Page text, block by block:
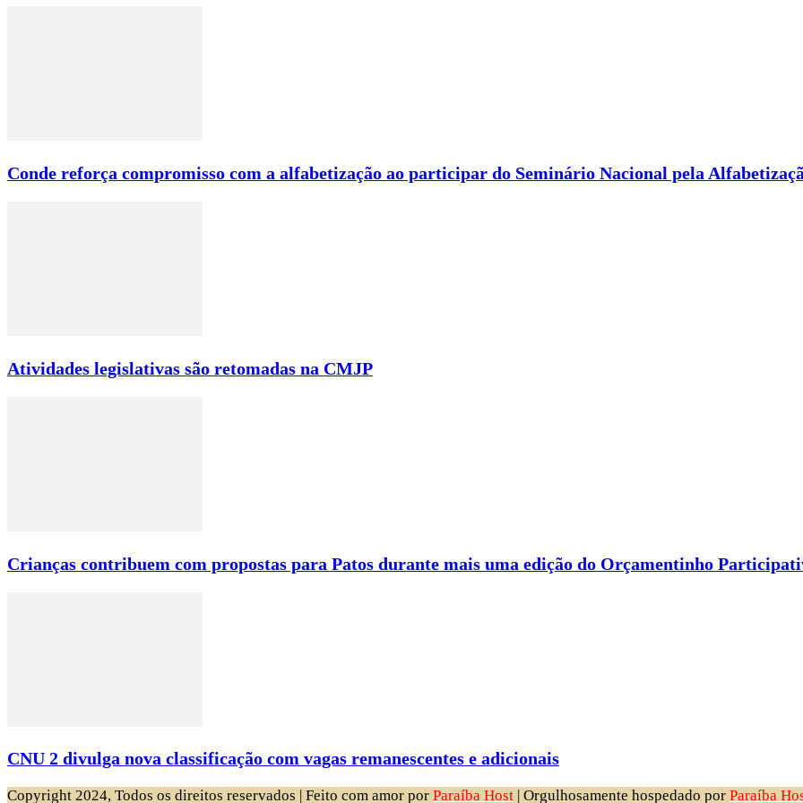
Conde reforça compromisso com a alfabetização ao participar do Seminário Nacional pela
Atividades legislativas são retomadas na CMJP
Crianças contribuem com propostas para Patos durante mais uma edição do Orçamentinho
CNU 2 divulga nova classificação com vagas remanescentes e adicionais
Copyright 2024, Todos os direitos reservados | Feito com amor por Paraíba Host | Orgulhosamente hospedado por Paraíba